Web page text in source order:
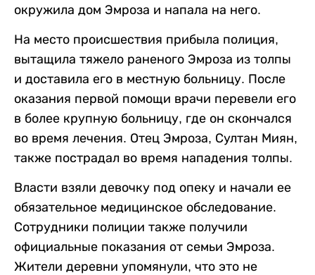
окружила дом Эмроза и напала на него.
На место происшествия прибыла полиция,
вытащила тяжело раненого Эмроза из толпы
и доставила его в местную больницу. После
оказания первой помощи врачи перевели его
в более крупную больницу, где он скончался
во время лечения. Отец Эмроза, Султан Миян,
также пострадал во время нападения толпы.
Власти взяли девочку под опеку и начали ее
обязательное медицинское обследование.
Сотрудники полиции также получили
официальные показания от семьи Эмроза.
Жители деревни упомянули, что это не